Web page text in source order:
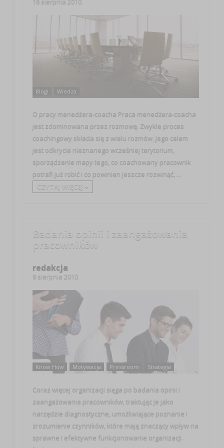
Blogi Wiedza
O pracy menedżera-coacha Praca menedżera-coacha
jest zdominowana przez rozmowę. Zwykle proces
coachingowy składa się z wielu rozmów. Jego celem
jest odkrycie nieznanego wcześniej terytorium,
sporządzenie mapy tego, co coachowany pracownik
potrafi już robić i co powinien jeszcze rozwinąć, ...
CZYTAJ WIĘCEJ +
Badania opinii i zaangażowania
pracowników
redakcja
9 sierpnia 2010
Know How Motywacja Pressroom Strategia
Coraz więcej organizacji sięga po badania opinii i
zaangażowania pracowników, traktując je jako
narzędzie diagnostyczne, umożliwiające poznanie i
zrozumienie czynników, które mają znaczący wpływ na
sprawne i efektywne funkcjonowanie organizacji.